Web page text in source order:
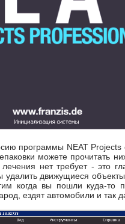
программы NEAT Projects
можете прочитать
лечения нет требует - это
движущиеся объекты
когда вы пошли куда-то
ездят автомобили и так